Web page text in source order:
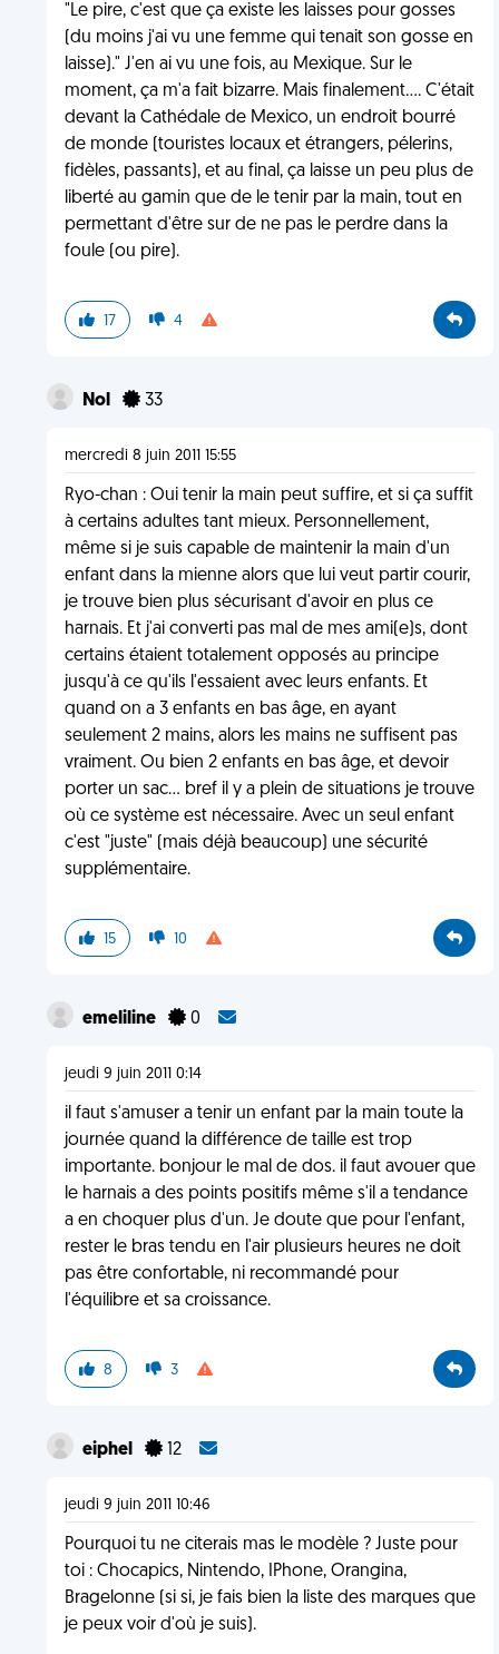
"Le pire, c'est que ça existe les laisses pour gosses
(du moins j'ai vu une femme qui tenait son gosse en
laisse)." J'en ai vu une fois, au Mexique. Sur le
moment, ça m'a fait bizarre. Mais finalement.... C'était
devant la Cathédale de Mexico, un endroit bourré
de monde (touristes locaux et étrangers, pélerins,
fidèles, passants), et au final, ça laisse un peu plus de
liberté au gamin que de le tenir par la main, tout en
permettant d'être sur de ne pas le perdre dans la
foule (ou pire).
17 4
Nol 33
mercredi 8 juin 2011 15:55
Ryo-chan : Oui tenir la main peut suffire, et si ça suffit
à certains adultes tant mieux. Personnellement,
même si je suis capable de maintenir la main d'un
enfant dans la mienne alors que lui veut partir courir,
je trouve bien plus sécurisant d'avoir en plus ce
harnais. Et j'ai converti pas mal de mes ami(e)s, dont
certains étaient totalement opposés au principe
jusqu'à ce qu'ils l'essaient avec leurs enfants. Et
quand on a 3 enfants en bas âge, en ayant
seulement 2 mains, alors les mains ne suffisent pas
vraiment. Ou bien 2 enfants en bas âge, et devoir
porter un sac... bref il y a plein de situations je trouve
où ce système est nécessaire. Avec un seul enfant
c'est "juste" (mais déjà beaucoup) une sécurité
supplémentaire.
15 10
emeliline 0
jeudi 9 juin 2011 0:14
il faut s'amuser a tenir un enfant par la main toute la
journée quand la différence de taille est trop
importante. bonjour le mal de dos. il faut avouer que
le harnais a des points positifs même s'il a tendance
a en choquer plus d'un. Je doute que pour l'enfant,
rester le bras tendu en l'air plusieurs heures ne doit
pas être confortable, ni recommandé pour
l'équilibre et sa croissance.
8 3
eiphel 12
jeudi 9 juin 2011 10:46
Pourquoi tu ne citerais mas le modèle ? Juste pour
toi : Chocapics, Nintendo, IPhone, Orangina,
Bragelonne (si si, je fais bien la liste des marques que
je peux voir d'où je suis).